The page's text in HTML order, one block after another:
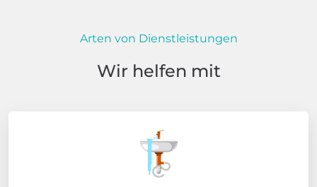
Arten von Dienstleistungen
Wir helfen mit